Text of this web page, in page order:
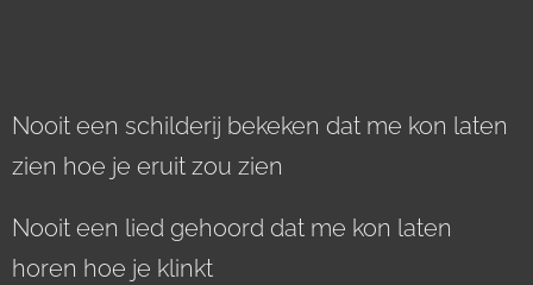
Nooit een schilderij bekeken dat me kon laten
zien hoe je eruit zou zien
Nooit een lied gehoord dat me kon laten
horen hoe je klinkt